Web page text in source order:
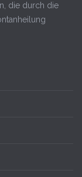
die durch die